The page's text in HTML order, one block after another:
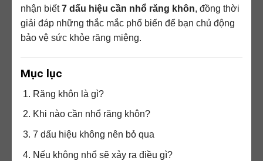
nhận biết7 dấu hiệu cần nhổ răng khôn, đồng thời
giải đáp những thắc mắc phổ biến để bạn chủ động
bảo vệ sức khỏe răng miệng.
Mục lục
Răng khôn là gì?
Khi nào cần nhổ răng khôn?
7 dấu hiệu không nên bỏ qua
Nếu không nhổ sẽ xảy ra điều gì?